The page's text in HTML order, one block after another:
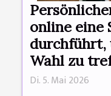
online eine
durchführt,
Wahl zu
Di. 5. Mai 2026